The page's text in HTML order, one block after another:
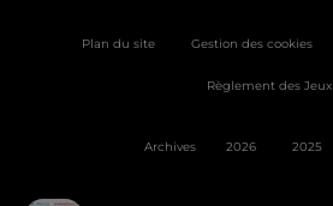
Plan du site Gestion des cookies
Règlement des Jeux
Archives 2026 2025